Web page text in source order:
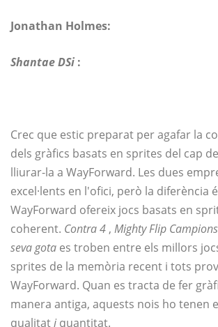
Jonathan Holmes:
Shantae DSi :
Crec que estic preparat per agafar la
dels gràfics basats en sprites del cap
lliurar-la a WayForward. Les dues
excel·lents en l'ofici, però la diferència
WayForward ofereix jocs basats en
coherent. Contra 4 , Mighty Flip Campions
seva gota es troben entre els millors
sprites de la memòria recent i tots
WayForward. Quan es tracta de fer
manera antiga, aquests nois ho tenen
qualitati quantitat.